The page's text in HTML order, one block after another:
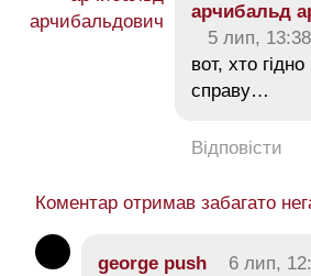
арчибальд
5 лип, 13:38
вот, хто
справу…
Відповісти
Коментар отримав забагато
george push 6 лип,